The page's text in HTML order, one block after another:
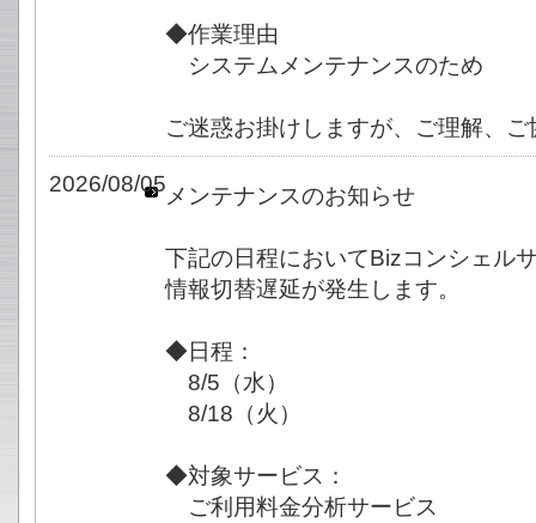
◆作業理由
システムメンテナンスのため
ご迷惑お掛けしますが、ご理解、
2026/08/05メンテナンスのお知らせ
下記の日程においてBizコンシェル
情報切替遅延が発生します。
◆日程：
8/5（水）
8/18（火）
◆対象サービス：
ご利用料金分析サービス